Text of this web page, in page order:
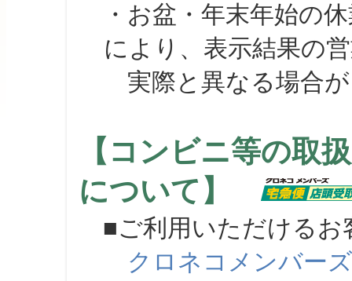
・お盆・年末年始の
により、表示結果の
実際と異なる場合が
【コンビニ等の取
について】
■ご利用いただけるお
クロネコメンバーズ